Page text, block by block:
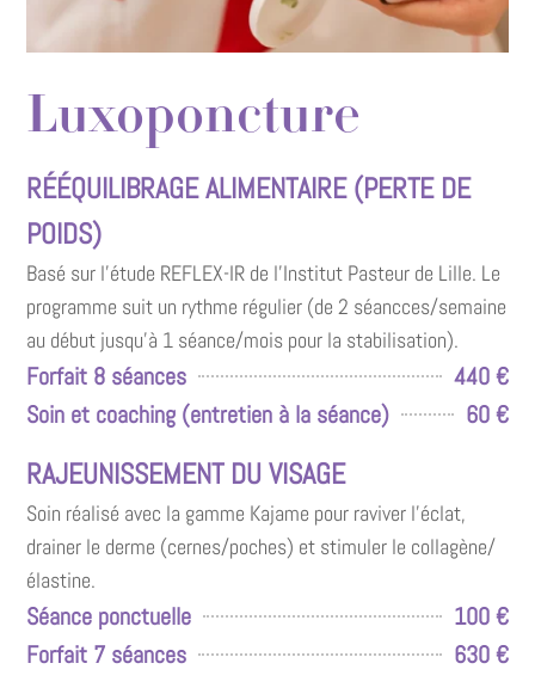
Luxoponcture
RÉÉQUILIBRAGE ALIMENTAIRE (PERTE DE
POIDS)
Basé sur l’étude REFLEX-IR de l’Institut Pasteur de Lille. Le
programme suit un rythme régulier (de 2 séancces/semaine
au début jusqu’à 1 séance/mois pour la stabilisation).
Forfait 8 séances
440 €
Soin et coaching (entretien à la séance)
60 €
RAJEUNISSEMENT DU VISAGE
Soin réalisé avec la gamme Kajame pour raviver l’éclat,
drainer le derme (cernes/poches) et stimuler le collagène/
élastine.
Séance ponctuelle
100 €
Forfait 7 séances
630 €